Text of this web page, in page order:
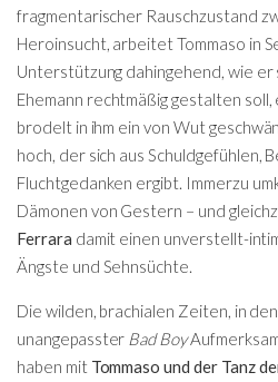
fragmentarischer Rauschzustand
Heroinsucht, arbeitet Tommaso in
Unterstützung dahingehend, wie er
Ehemann rechtmäßig gestalten
brodelt in ihm ein von Wut
hoch, der sich aus Schuldgefühlen,
Fluchtgedanken ergibt. Immerzu
Dämonen von Gestern – und
Ferrara damit einen unverstellt-
Ängste und Sehnsüchte.
Die wilden, brachialen Zeiten, in
unangepasster Bad Boy
haben mit Tommaso und der Tanz